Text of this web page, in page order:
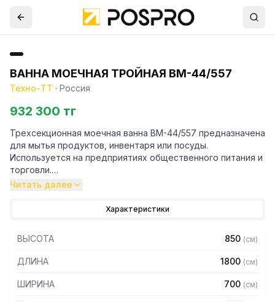
ВАННА МОЕЧНАЯ ТРОЙНАЯ ВМ-44/557
Техно-ТТ · Россия
932 300 тг
Трехсекционная моечная ванна ВМ-44/557 предназначена
для мытья продуктов, инвентаря или посуды.
Используется на предприятиях общественного питания и
торговли.
– Каркас: труба 40 х 40 мм
– Материал каркаса: нержавеющая сталь AISI430
– Толщина материала каркаса 0,8 мм
– Внутренние размеры каждой емкости: 500 х 500 х 300
Читать далее
Характеристики
ВЫСОТА 850 (см)
ДЛИНА 1800 (см)
ШИРИНА 700 (см)